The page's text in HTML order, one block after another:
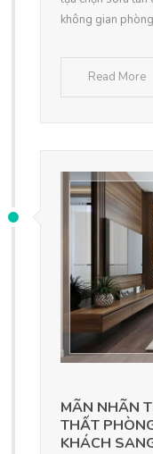
không gian
Read More
MÃN NHÃN
THẤT
KHÁCH